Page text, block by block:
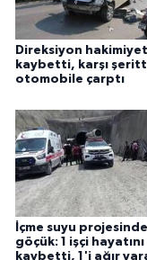
Direksiyon
kaybetti, karşı
otomobile çarptı
İçme suyu projesinde
göçük: 1 işçi hayatını
kaybetti, 1'i ağır